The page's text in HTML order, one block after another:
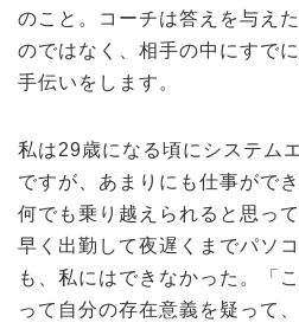
のこと。コーチは答えを与え
のではなく、相手の中にすで
手伝いをします。
私は29歳になる頃にシステム
ですが、あまりにも仕事がで
何でも乗り越えられると思っ
早く出勤して夜遅くまでパソ
も、私にはできなかった。「
って自分の存在意義を疑って